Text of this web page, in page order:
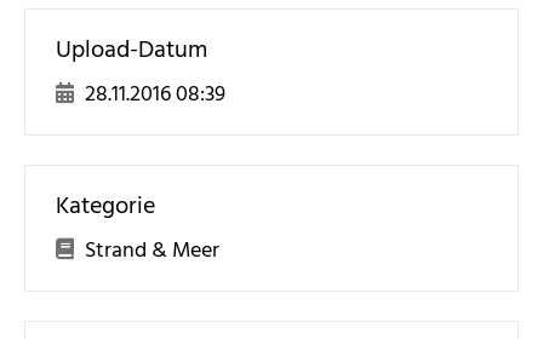
Upload-Datum
28.11.2016 08:39
Kategorie
Strand & Meer